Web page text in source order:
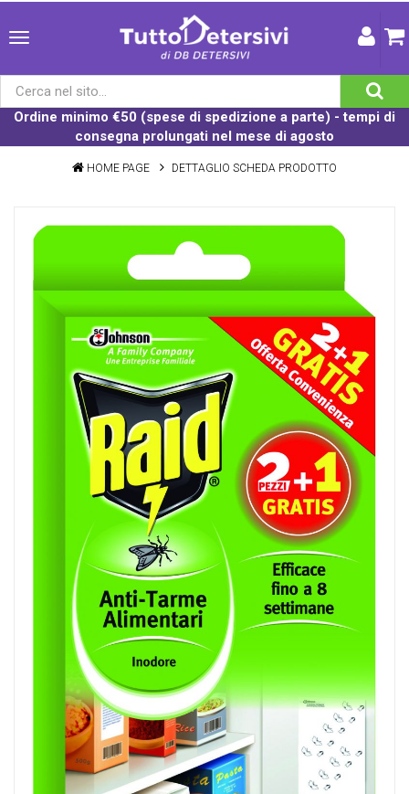
Ordine minimo €50 (spese di spedizione a parte) - tempi di
consegna prolungati nel mese di agosto
HOME PAGE DETTAGLIO SCHEDA PRODOTTO